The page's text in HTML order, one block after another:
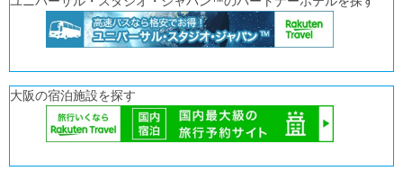
大阪の宿泊施設を探す